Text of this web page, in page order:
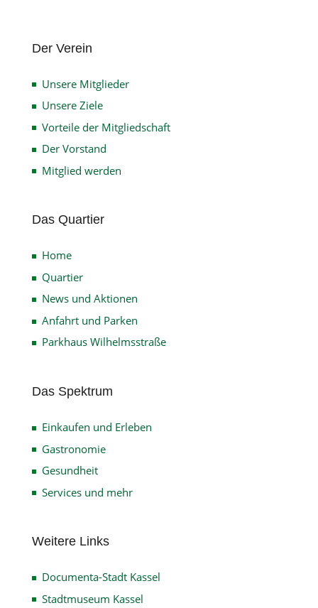
Der Verein
Unsere Mitglieder
Unsere Ziele
Vorteile der Mitgliedschaft
Der Vorstand
Mitglied werden
Das Quartier
Home
Quartier
News und Aktionen
Anfahrt und Parken
Parkhaus Wilhelmsstraße
Das Spektrum
Einkaufen und Erleben
Gastronomie
Gesundheit
Services und mehr
Weitere Links
Documenta-Stadt Kassel
Stadtmuseum Kassel